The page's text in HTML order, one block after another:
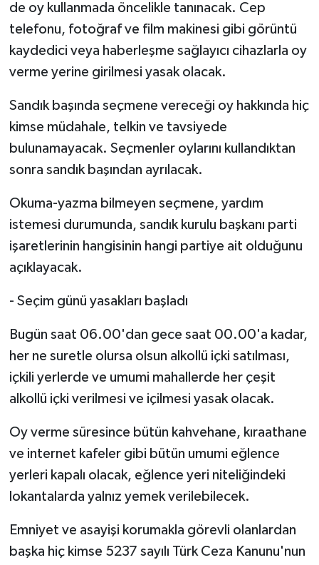
de oy kullanmada öncelikle tanınacak. Cep
telefonu, fotoğraf ve film makinesi gibi görüntü
kaydedici veya haberleşme sağlayıcı cihazlarla oy
verme yerine girilmesi yasak olacak.
Sandık başında seçmene vereceği oy hakkında hiç
kimse müdahale, telkin ve tavsiyede
bulunamayacak. Seçmenler oylarını kullandıktan
sonra sandık başından ayrılacak.
Okuma-yazma bilmeyen seçmene, yardım
istemesi durumunda, sandık kurulu başkanı parti
işaretlerinin hangisinin hangi partiye ait olduğunu
açıklayacak.
- Seçim günü yasakları başladı
Bugün saat 06.00'dan gece saat 00.00'a kadar,
her ne suretle olursa olsun alkollü içki satılması,
içkili yerlerde ve umumi mahallerde her çeşit
alkollü içki verilmesi ve içilmesi yasak olacak.
Oy verme süresince bütün kahvehane, kıraathane
ve internet kafeler gibi bütün umumi eğlence
yerleri kapalı olacak, eğlence yeri niteliğindeki
lokantalarda yalnız yemek verilebilecek.
Emniyet ve asayişi korumakla görevli olanlardan
başka hiç kimse 5237 sayılı Türk Ceza Kanunu'nun